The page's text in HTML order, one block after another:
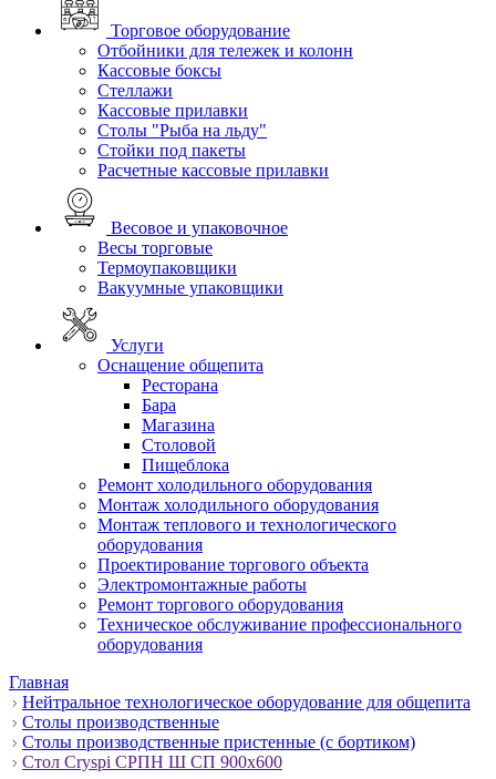
Торговое оборудование
Отбойники для тележек и колонн
Кассовые боксы
Стеллажи
Кассовые прилавки
Столы "Рыба на льду"
Стойки под пакеты
Расчетные кассовые прилавки
Весовое и упаковочное
Весы торговые
Термоупаковщики
Вакуумные упаковщики
Услуги
Оснащение общепита
Ресторана
Бара
Магазина
Столовой
Пищеблока
Ремонт холодильного оборудования
Монтаж холодильного оборудования
Монтаж теплового и технологического
оборудования
Проектирование торгового объекта
Электромонтажные работы
Ремонт торгового оборудования
Техническое обслуживание профессионального
оборудования
Главная
Нейтральное технологическое оборудование для общепита
Столы производственные
Столы производственные пристенные (с бортиком)
Стол Cryspi СРПН Ш СП 900х600